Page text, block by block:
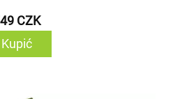
CZK
Kupić